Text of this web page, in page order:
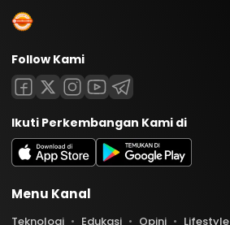
Follow Kami
Ikuti Perkembangan Kami di
Menu Kanal
Teknologi Edukasi Opini Lifestyle